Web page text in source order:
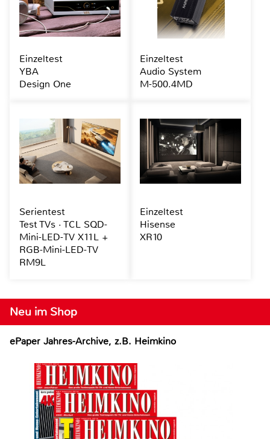
Neu im Shop
ePaper Jahres-Archive, z.B. Heimkino
Einzeltest
YBA
Design One
Einzeltest
Audio System
M-500.4MD
Serientest
Test TVs · TCL SQD-
Mini-LED-TV X11L +
RGB-Mini-LED-TV
RM9L
Einzeltest
Hisense
XR10